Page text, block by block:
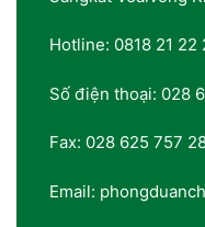
Hotline: 0818 21 22
Số điện thoại: 028
Fax: 028 625 757
Email: